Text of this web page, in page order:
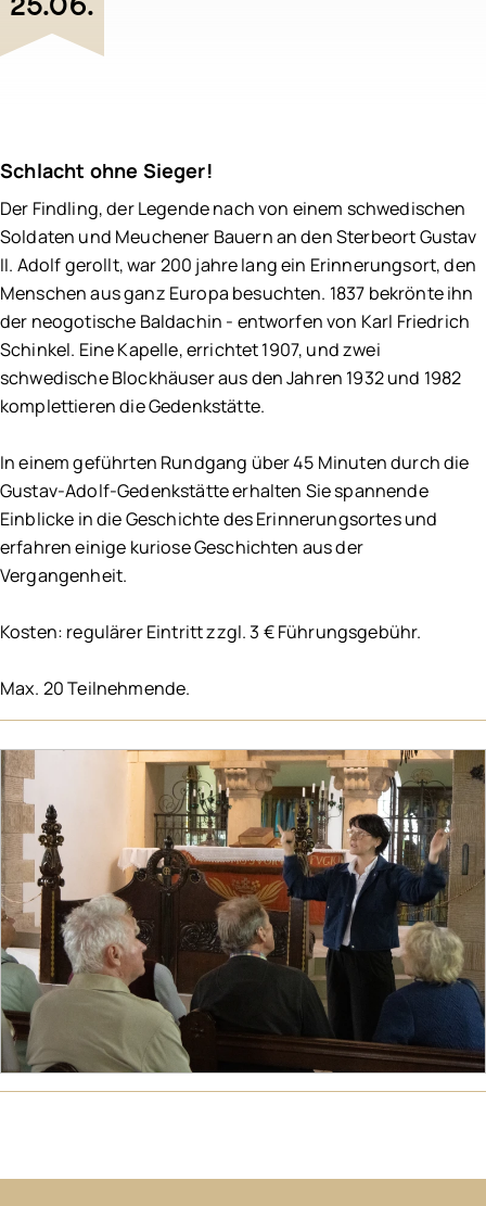
Schlachtfeldpfad
Schlacht ohne Sieger!
Der Findling, der Legende nach von einem schwedischen
Soldaten und Meuchener Bauern an den Sterbeort Gustav
II. Adolf gerollt, war 200 jahre lang ein Erinnerungsort, den
Menschen aus ganz Europa besuchten. 1837 bekrönte ihn
der neogotische Baldachin - entworfen von Karl Friedrich
Schinkel. Eine Kapelle, errichtet 1907, und zwei
schwedische Blockhäuser aus den Jahren 1932 und 1982
komplettieren die Gedenkstätte.
In einem geführten Rundgang über 45 Minuten durch die
Gustav-Adolf-Gedenkstätte erhalten Sie spannende
Einblicke in die Geschichte des Erinnerungsortes und
erfahren einige kuriose Geschichten aus der
Vergangenheit.
Kosten: regulärer Eintritt zzgl. 3 € Führungsgebühr.
Max. 20 Teilnehmende.